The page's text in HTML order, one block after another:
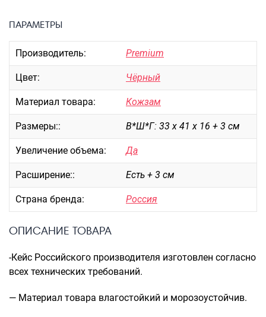
ЧЕХЛЫ ДЛЯ ЧЕМОДАНОВ
Мешки для обуви
Пеналы для школы
Новинки
Багаж
Чемоданы оптом
Чемоданы на колесах
Чемоданы детские
Рюкзаки детские для детских
Бьюти-кейсы
Распродажа
ПАРАМЕТРЫ
Производитель: Premium
Цвет: Чёрный
Материал товара: Кожзам
Размеры:: В*Ш*Г: 33 х 41 х 16 + 3 см
Увеличение объема: Да
Расширение:: Есть + 3 см
Страна бренда: Россия
ОПИСАНИЕ ТОВАРА
-Кейс Российского производителя изготовлен согласно
всех технических требований.
— Материал товара влагостойкий и морозоустойчив.